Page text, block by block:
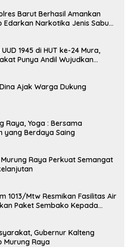
Barut Berhasil Amankan
Edarkan Narkotika Jenis Sabu
1945 di HUT ke-24 Mura,
Andil Wujudkan
Ajak Warga Dukung
Raya, Yoga : Bersama
yang Berdaya Saing
Murung Raya Perkuat Semangat
1013/Mtw Resmikan Fasilitas Air
Paket Sembako Kepada
Gubernur Kalteng
Murung Raya